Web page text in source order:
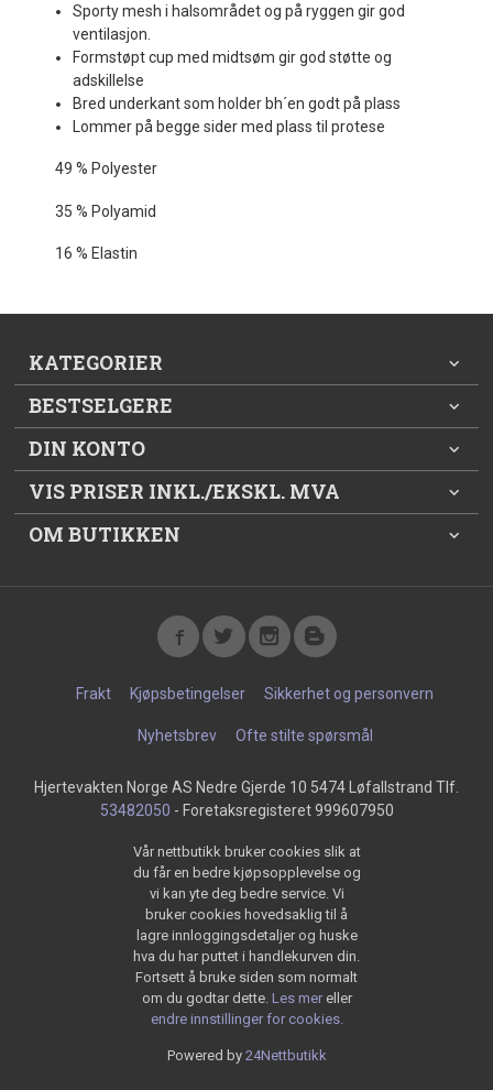
Sporty mesh i halsområdet og på ryggen gir god
ventilasjon.
Formstøpt cup med midtsøm gir god støtte og
adskillelse
Bred underkant som holder bh´en godt på plass
Lommer på begge sider med plass til protese
49 % Polyester
35 % Polyamid
16 % Elastin
KATEGORIER
BESTSELGERE
DIN KONTO
VIS PRISER INKL./EKSKL. MVA
OM BUTIKKEN
Frakt Kjøpsbetingelser Sikkerhet og personvern
Nyhetsbrev Ofte stilte spørsmål
Hjertevakten Norge AS Nedre Gjerde 10 5474 Løfallstrand Tlf.
53482050 - Foretaksregisteret 999607950
Vår nettbutikk bruker cookies slik at
du får en bedre kjøpsopplevelse og
vi kan yte deg bedre service. Vi
bruker cookies hovedsaklig til å
lagre innloggingsdetaljer og huske
hva du har puttet i handlekurven din.
Fortsett å bruke siden som normalt
om du godtar dette. Les mer eller
endre innstillinger for cookies.
Powered by 24Nettbutikk